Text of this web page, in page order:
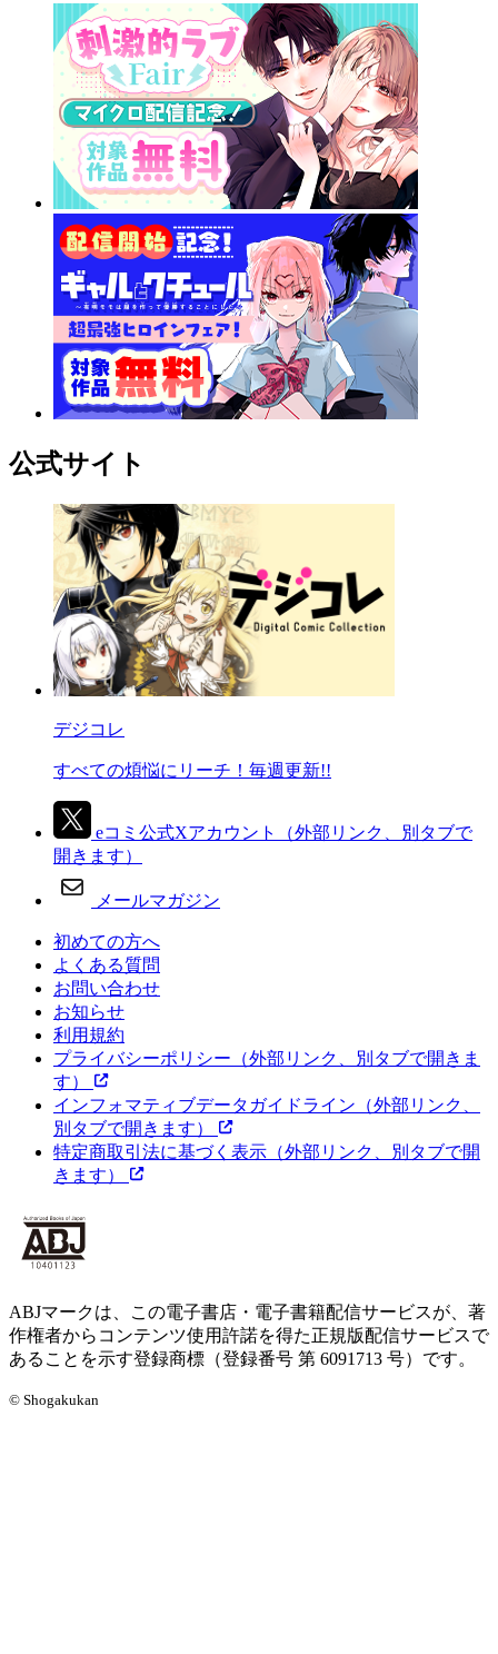
公式サイト
デジコレ
すべての煩悩にリーチ！毎週更新!!
eコミ公式Xアカウント
（外部リンク、別タブで
開きます）
メールマガジン
初めての方へ
よくある質問
お問い合わせ
お知らせ
利用規約
プライバシーポリシー （外部リンク、別タブで開きま
す）
インフォマティブデータガイドライン （外部リンク、
別タブで開きます）
特定商取引法に基づく表示 （外部リンク、別タブで開
きます）
ABJマークは、この電子書店・電子書籍配信サービスが、著
作権者からコンテンツ使用許諾を得た正規版配信サービスで
あることを示す登録商標（登録番号 第 6091713 号）です。
© Shogakukan